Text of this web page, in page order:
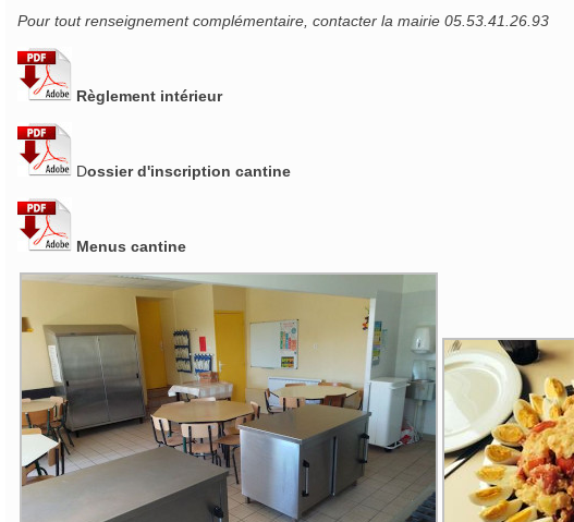
Pour tout renseignement complémentaire, contacter la mairie 05.53.41.26.93
Règlement intérieur
Dossier d'inscription cantine
Menus cantine